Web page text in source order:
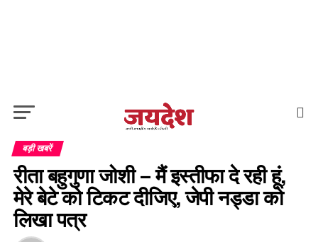
बड़ी खबरें
रीता बहुगुणा जोशी – मैं इस्तीफा दे रही हूं,
मेरे बेटे को टिकट दीजिए, जेपी नड्डा को
लिखा पत्र